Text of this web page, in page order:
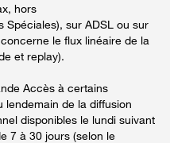
hors
Spéciales), sur ADSL ou sur
le flux linéaire de la
et replay).
Accès à certains
lendemain de la diffusion
disponibles le lundi suivant
7 à 30 jours (selon le